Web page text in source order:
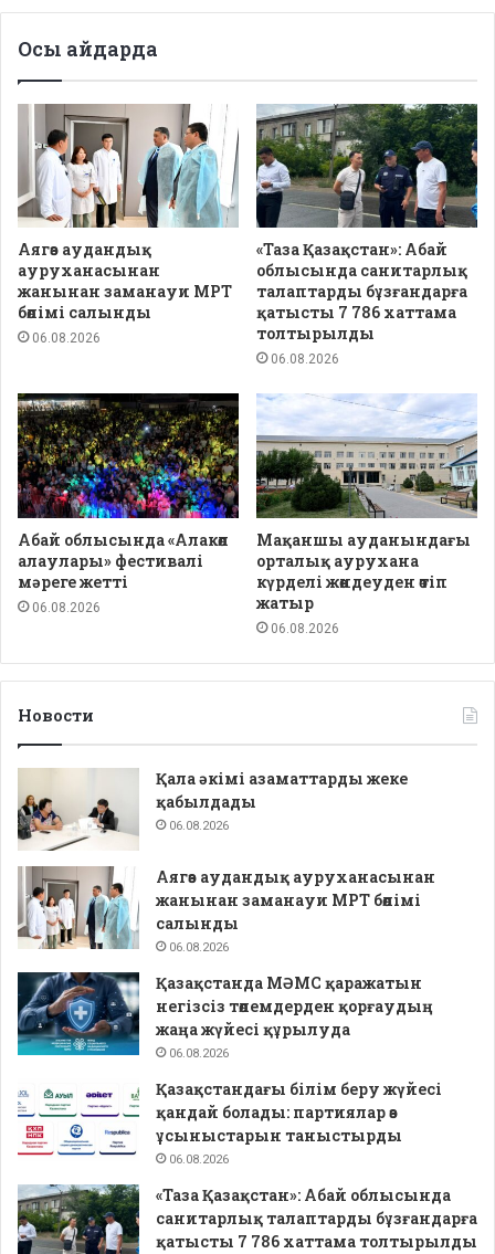
Осы айдарда
Аягөз аудандық
ауруханасынан
жанынан заманауи МРТ
бөлімі салынды
06.08.2026
«Таза Қазақстан»: Абай
облысында санитарлық
талаптарды бұзғандарға
қатысты 7 786 хаттама
толтырылды
06.08.2026
Абай облысында «Алакөл
алаулары» фестивалі
мәреге жетті
06.08.2026
Мақаншы ауданындағы
орталық аурухана
күрделі жөндеуден өтіп
жатыр
06.08.2026
Новости
Қала әкімі азаматтарды жеке
қабылдады
06.08.2026
Аягөз аудандық ауруханасынан
жанынан заманауи МРТ бөлімі
салынды
06.08.2026
Қазақстанда МӘМС қаражатын
негізсіз төлемдерден қорғаудың
жаңа жүйесі құрылуда
06.08.2026
Қазақстандағы білім беру жүйесі
қандай болады: партиялар өз
ұсыныстарын таныстырды
06.08.2026
«Таза Қазақстан»: Абай облысында
санитарлық талаптарды бұзғандарға
қатысты 7 786 хаттама толтырылды